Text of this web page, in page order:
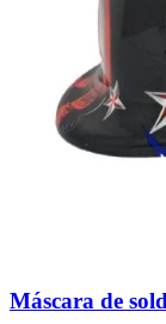
Máscara de